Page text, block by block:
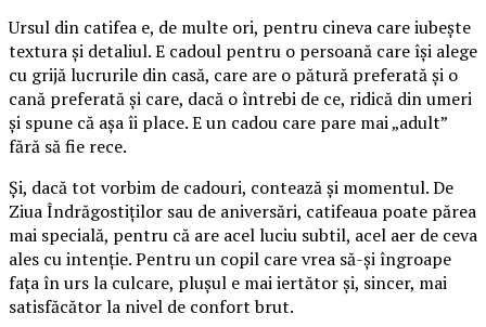
Ursul din catifea e, de multe ori, pentru cineva care iubește
textura și detaliul. E cadoul pentru o persoană care își alege
cu grijă lucrurile din casă, care are o pătură preferată și o
cană preferată și care, dacă o întrebi de ce, ridică din umeri
și spune că așa îi place. E un cadou care pare mai „adult”
fără să fie rece.
Și, dacă tot vorbim de cadouri, contează și momentul. De
Ziua Îndrăgostiților sau de aniversări, catifeaua poate părea
mai specială, pentru că are acel luciu subtil, acel aer de ceva
ales cu intenție. Pentru un copil care vrea să-și îngroape
fața în urs la culcare, plușul e mai iertător și, sincer, mai
satisfăcător la nivel de confort brut.